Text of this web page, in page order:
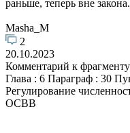
раньше, теперь вне закона.
Masha_M
2
20.10.2023
Комментарий к
Глава : 6 Параграф : 30
Регулирование
ОСВВ